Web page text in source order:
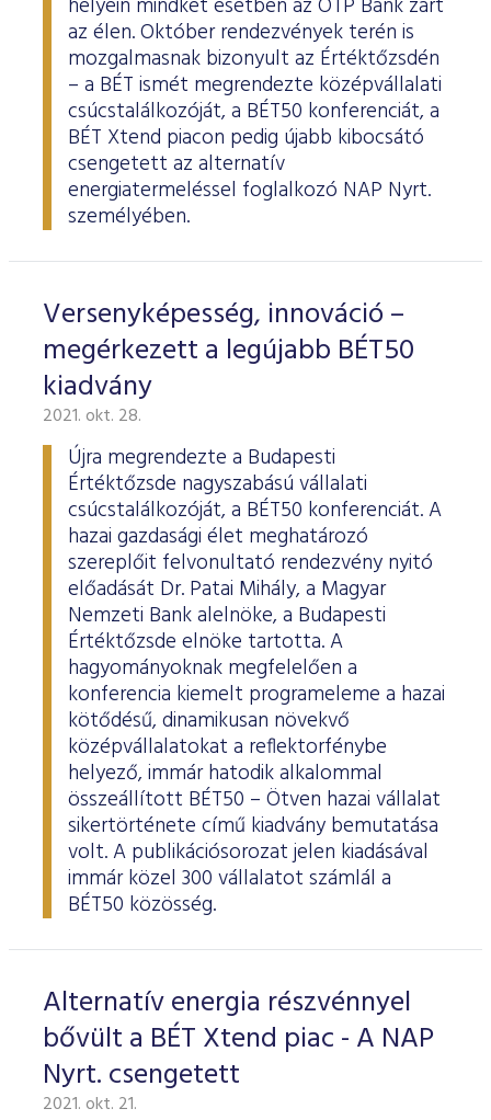
helyein mindkét esetben az OTP Bank zárt
az élen. Október rendezvények terén is
mozgalmasnak bizonyult az Értéktőzsdén
– a BÉT ismét megrendezte középvállalati
csúcstalálkozóját, a BÉT50 konferenciát, a
BÉT Xtend piacon pedig újabb kibocsátó
csengetett az alternatív
energiatermeléssel foglalkozó NAP Nyrt.
személyében.
Versenyképesség, innováció –
megérkezett a legújabb BÉT50
kiadvány
2021. okt. 28.
Újra megrendezte a Budapesti
Értéktőzsde nagyszabású vállalati
csúcstalálkozóját, a BÉT50 konferenciát. A
hazai gazdasági élet meghatározó
szereplőit felvonultató rendezvény nyitó
előadását Dr. Patai Mihály, a Magyar
Nemzeti Bank alelnöke, a Budapesti
Értéktőzsde elnöke tartotta. A
hagyományoknak megfelelően a
konferencia kiemelt programeleme a hazai
kötődésű, dinamikusan növekvő
középvállalatokat a reflektorfénybe
helyező, immár hatodik alkalommal
összeállított BÉT50 – Ötven hazai vállalat
sikertörténete című kiadvány bemutatása
volt. A publikációsorozat jelen kiadásával
immár közel 300 vállalatot számlál a
BÉT50 közösség.
Alternatív energia részvénnyel
bővült a BÉT Xtend piac - A NAP
Nyrt. csengetett
2021. okt. 21.